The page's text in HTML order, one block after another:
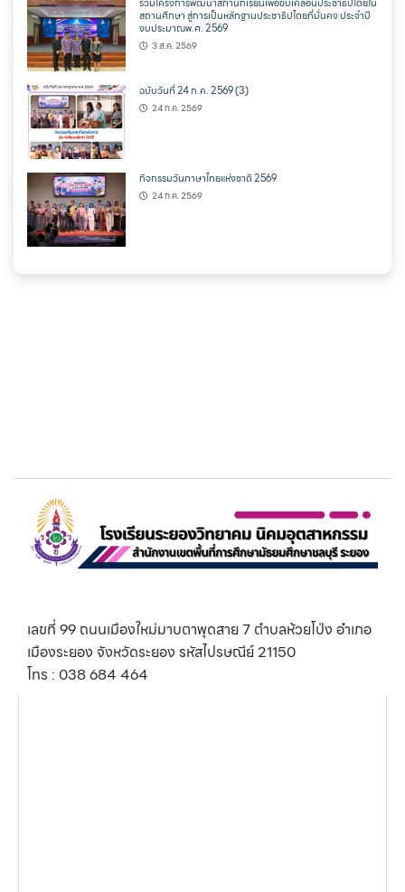
ร่วมโครงการพัฒนาสภานักเรียนเพื่อขับเคลื่อนประชาธิปไตยใน
สถานศึกษา สู่การเป็นหลักฐานประชาธิปไตยที่มั่นคง ประจำปี
งบประมาณพ.ศ. 2569
3 ส.ค. 2569
ฉบับวันที่ 24 ก.ค. 2569 (3)
24 ก.ค. 2569
กิจกรรมวันภาษาไทยแห่งชาติ 2569
24 ก.ค. 2569
เลขที่ 99 ถนนเมืองใหม่มาบตาพุดสาย 7 ตำบลห้วยโป่ง อำเภอ
เมืองระยอง จังหวัดระยอง รหัสไปรษณีย์ 21150
โทร : 038 684 464